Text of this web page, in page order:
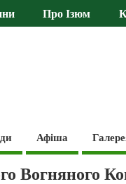
Про Ізюм
Афіша
Вогняного